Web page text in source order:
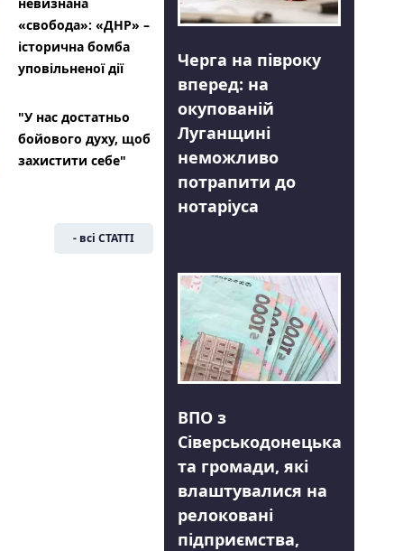
невизнана
«свобода»: «ДНР» –
історична бомба
уповільненої дії
"У нас достатньо
бойового духу, щоб
захистити себе"
- всі СТАТТІ
Черга на півроку
вперед: на
окупованій
Луганщині
неможливо
потрапити до
нотаріуса
ВПО з
Сіверськодонецька
та громади, які
влаштувалися на
релоковані
підприємства,